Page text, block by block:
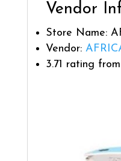
Vendor
Store Name:
Vendor:
3.71 rating